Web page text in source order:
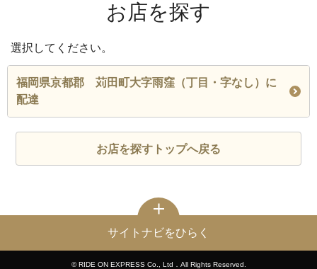
お店を探す
選択してください。
福岡県京都郡 苅田町大字雨窪（丁目・字なし）に
配達
お店を探すトップへ戻る
サイトナビをひらく
© RIDE ON EXPRESS Co., Ltd．All Rights Reserved.